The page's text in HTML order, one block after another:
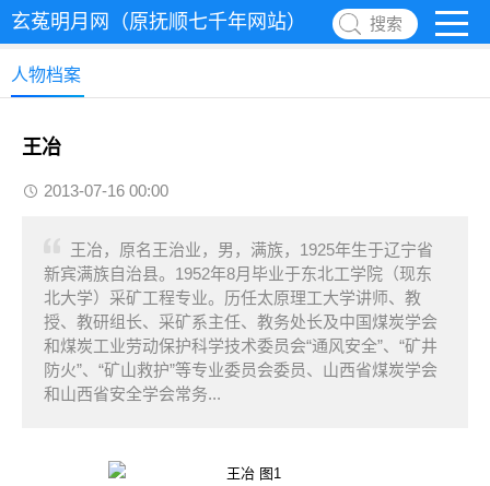
玄菟明月网（原抚顺七千年网站） 搜索
人物档案
王冶
2013-07-16 00:00
王冶，原名王治业，男，满族，1925年生于辽宁省
新宾满族自治县。1952年8月毕业于东北工学院（现东
北大学）采矿工程专业。历任太原理工大学讲师、教
授、教研组长、采矿系主任、教务处长及中国煤炭学会
和煤炭工业劳动保护科学技术委员会“通风安全”、“矿井
防火”、“矿山救护”等专业委员会委员、山西省煤炭学会
和山西省安全学会常务...